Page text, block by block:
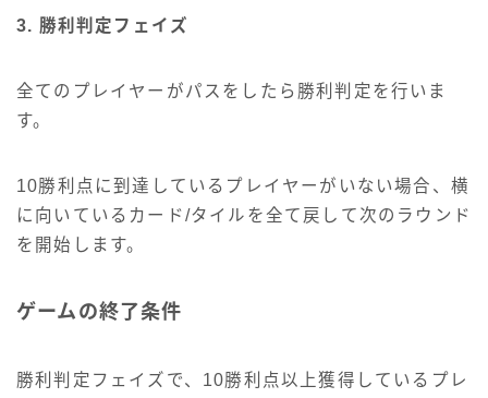
3. 勝利判定フェイズ
全てのプレイヤーがパスをしたら勝利判定を行いま
す。
10勝利点に到達しているプレイヤーがいない場合、横
に向いているカード/タイルを全て戻して次のラウンド
を開始します。
ゲームの終了条件
勝利判定フェイズで、10勝利点以上獲得しているプレ